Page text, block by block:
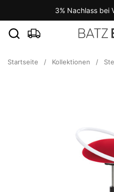
Zum Inhalt springen3% Nachlass bei
Startseite / Kollektionen /